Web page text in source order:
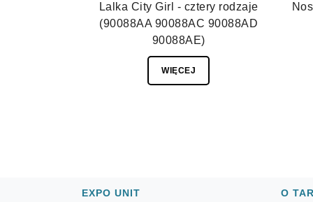
Lalka City Girl - cztery rodzaje
(90088AA 90088AC 90088AD
90088AE)
WIĘCEJ
EXPO UNIT O